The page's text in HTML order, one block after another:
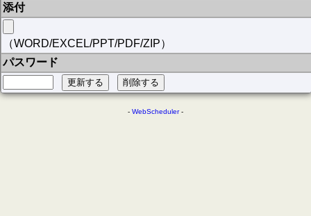
添付
（WORD/EXCEL/PPT/PDF/ZIP）
パスワード
- WebScheduler-